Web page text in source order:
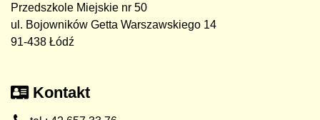
Przedszkole Miejskie nr 50
ul. Bojowników Getta Warszawskiego 14
91-438 Łódź
Kontakt